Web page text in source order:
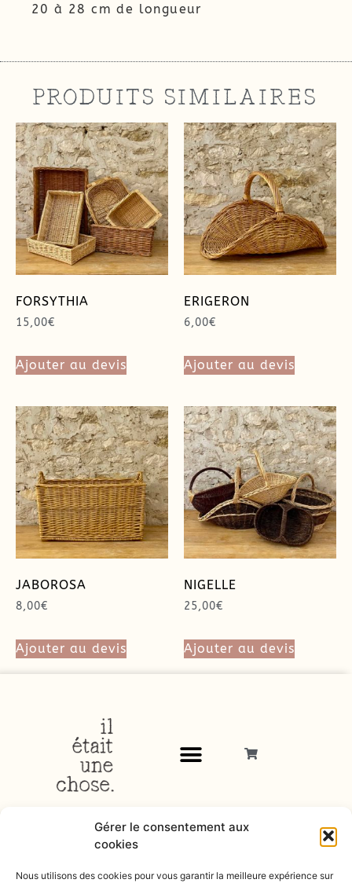
Gérer le consentement aux
cookies
Nous utilisons des cookies pour vous garantir la meilleure expérience sur
20 à 28 cm de longueur
PRODUITS SIMILAIRES
FORSYTHIA
15,00€
Ajouter au devis
ERIGERON
6,00€
Ajouter au devis
JABOROSA
8,00€
Ajouter au devis
NIGELLE
25,00€
Ajouter au devis